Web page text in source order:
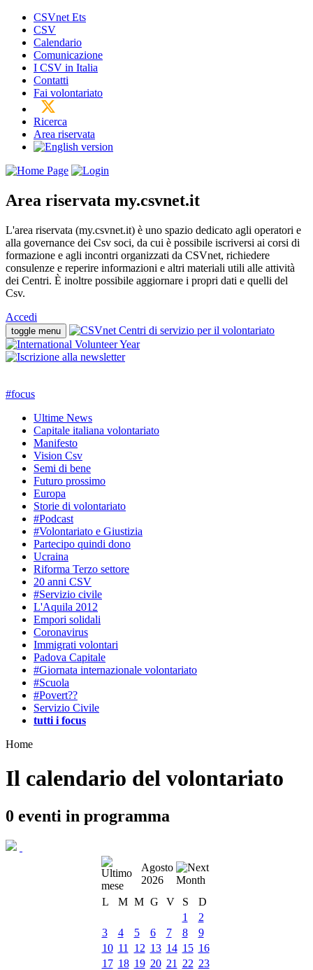
CSVnet Ets
CSV
Calendario
Comunicazione
I CSV in Italia
Contatti
Fai volontariato
Ricerca
Area riservata
Area riservata my.csvnet.it
L'area riservata (my.csvnet.it) è uno spazio dedicato agli operatori e
alla governance dei Csv soci, da cui è possibile iscriversi ai corsi di
formazione e agli incontri organizzati da CSVnet, richiedere
consulenze e reperire informazioni e altri materiali utili alle attività
dei Centri. È inoltre possibile aggiornare i propri dati e quelli del
Csv.
Accedi
toggle menu
#focus
Ultime News
Capitale italiana volontariato
Manifesto
Vision Csv
Semi di bene
Futuro prossimo
Europa
Storie di volontariato
#Podcast
#Volontariato e Giustizia
Partecipo quindi dono
Ucraina
Riforma Terzo settore
20 anni CSV
#Servizio civile
L'Aquila 2012
Empori solidali
Coronavirus
Immigrati volontari
Padova Capitale
#Giornata internazionale volontariato
#Scuola
#Povert??
Servizio Civile
tutti i focus
Home
Il calendario del volontariato
0 eventi in programma
Agosto
2026
L
M M G V S
D
1
2
3
4 5 6 7 8
9
10 11 12 13 14 15 16
17 18 19 20 21 22 23